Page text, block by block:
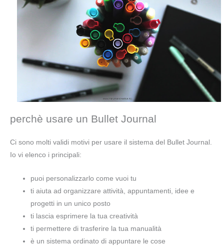
perchè usare un Bullet Journal
Ci sono molti validi motivi per usare il sistema del Bullet Journal.
Io vi elenco i principali:
puoi personalizzarlo come vuoi tu
ti aiuta ad organizzare attività, appuntamenti, idee e
progetti in un unico posto
ti lascia esprimere la tua creatività
ti permettere di trasferire la tua manualità
è un sistema ordinato di appuntare le cose